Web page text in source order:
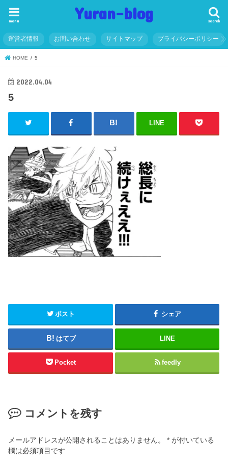
Yuran-blog search
menu
運営者情報 お問い合わせ サイトマップ プライバシーポリシー
HOME 5
2022.04.04
5
LINE
ポスト シェア
はてブ LINE
Pocket feedly
コメントを残す
メールアドレスが公開されることはありません。 * が付いている
欄は必須項目です